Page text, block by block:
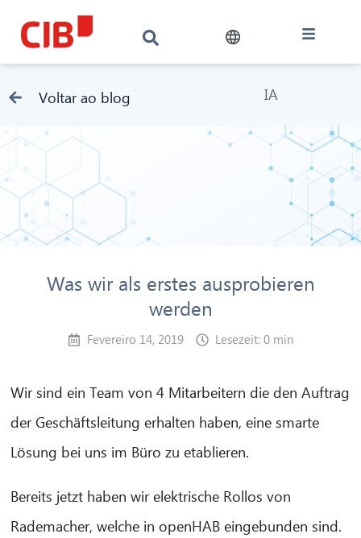
Voltar ao blog IA
Was wir als erstes ausprobieren
werden
Fevereiro 14, 2019 Lesezeit: 0 min
Wir sind ein Team von 4 Mitarbeitern die den Auftrag
der Geschäftsleitung erhalten haben, eine smarte
Lösung bei uns im Büro zu etablieren.
Bereits jetzt haben wir elektrische Rollos von
Rademacher, welche in openHAB eingebunden sind.